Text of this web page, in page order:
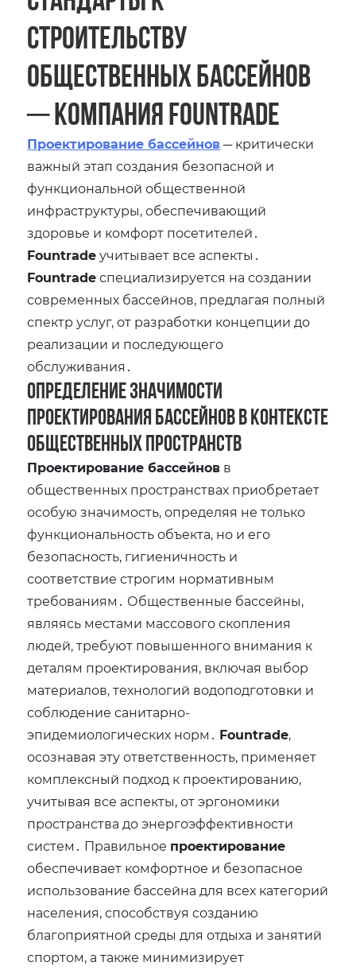
строительству
общественных бассейнов
─ компания Fountrade
Проектирование бассейнов─ критически
важный этап создания безопасной и
функциональной общественной
инфраструктуры‚ обеспечивающий
здоровье и комфорт посетителей․
Fountradeучитывает все аспекты․
Fountradeспециализируется на создании
современных бассейнов‚ предлагая полный
спектр услуг‚ от разработки концепции до
реализации и последующего
обслуживания․
Определение значимости
проектирования бассейнов в контексте
общественных пространств
Проектирование бассейнов в
общественных пространствах приобретает
особую значимость‚ определяя не только
функциональность объекта‚ но и его
безопасность‚ гигиеничность и
соответствие строгим нормативным
требованиям․ Общественные бассейны‚
являясь местами массового скопления
людей‚ требуют повышенного внимания к
деталям проектирования‚ включая выбор
материалов‚ технологий водоподготовки и
соблюдение санитарно-
эпидемиологических норм․ Fountrade‚
осознавая эту ответственность‚ применяет
комплексный подход к проектированию‚
учитывая все аспекты‚ от эргономики
пространства до энергоэффективности
систем․ Правильное проектирование
обеспечивает комфортное и безопасное
использование бассейна для всех категорий
населения‚ способствуя созданию
благоприятной среды для отдыха и занятий
спортом‚ а также минимизирует